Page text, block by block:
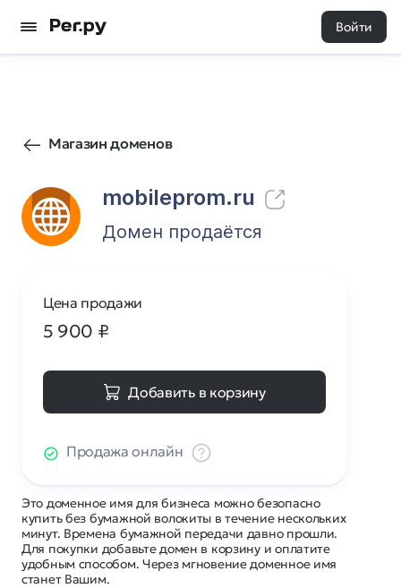
Войти
Магазин доменов
mobileprom.ru
8 0
Домен продаётся
Это доменное имя для бизнеса можно безопасно
купить без бумажной волокиты в течение нескольких
минут. Времена бумажной передачи давно прошли.
Для покупки добавьте домен в корзину и оплатите
удобным способом. Через мгновение доменное имя
станет Вашим.
Цена продажи
5 900 ₽
Добавить в корзину
Продажа онлайн